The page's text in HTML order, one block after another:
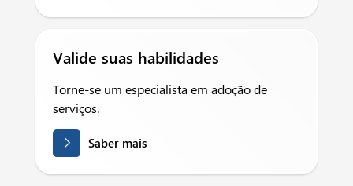
Valide suas habilidades
Torne-se um especialista em adoção de
serviços.
Saber mais